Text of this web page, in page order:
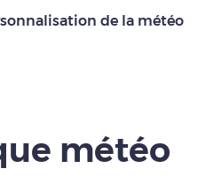
de la météo
météo